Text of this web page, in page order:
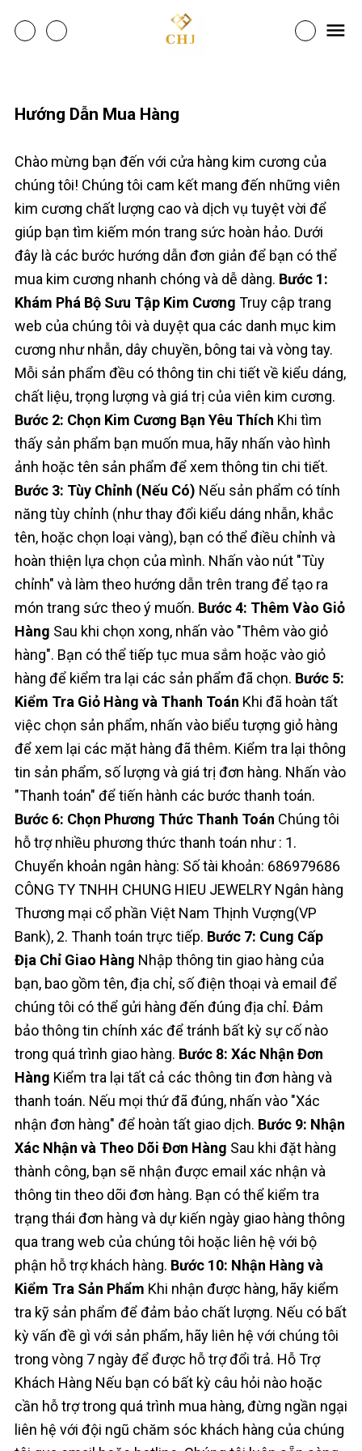
Hướng Dẫn Mua Hàng
Chào mừng bạn đến với cửa hàng kim cương của
chúng tôi! Chúng tôi cam kết mang đến những viên
kim cương chất lượng cao và dịch vụ tuyệt vời để
giúp bạn tìm kiếm món trang sức hoàn hảo. Dưới
đây là các bước hướng dẫn đơn giản để bạn có thể
mua kim cương nhanh chóng và dễ dàng. Bước 1:
Khám Phá Bộ Sưu Tập Kim CươngTruy cập trang
web của chúng tôi và duyệt qua các danh mục kim
cương như nhẫn, dây chuyền, bông tai và vòng tay.
Mỗi sản phẩm đều có thông tin chi tiết về kiểu dáng,
chất liệu, trọng lượng và giá trị của viên kim cương.
Bước 2: Chọn Kim Cương Bạn Yêu Thích Khi tìm
thấy sản phẩm bạn muốn mua, hãy nhấn vào hình
ảnh hoặc tên sản phẩm để xem thông tin chi tiết.
Bước 3: Tùy Chỉnh (Nếu Có) Nếu sản phẩm có tính
năng tùy chỉnh (như thay đổi kiểu dáng nhẫn, khắc
tên, hoặc chọn loại vàng), bạn có thể điều chỉnh và
hoàn thiện lựa chọn của mình. Nhấn vào nút "Tùy
chỉnh" và làm theo hướng dẫn trên trang để tạo ra
món trang sức theo ý muốn. Bước 4: Thêm Vào Giỏ
Hàng Sau khi chọn xong, nhấn vào "Thêm vào giỏ
hàng". Bạn có thể tiếp tục mua sắm hoặc vào giỏ
hàng để kiểm tra lại các sản phẩm đã chọn. Bước 5:
Kiểm Tra Giỏ Hàng và Thanh Toán Khi đã hoàn tất
việc chọn sản phẩm, nhấn vào biểu tượng giỏ hàng
để xem lại các mặt hàng đã thêm. Kiểm tra lại thông
tin sản phẩm, số lượng và giá trị đơn hàng. Nhấn vào
"Thanh toán" để tiến hành các bước thanh toán.
Bước 6: Chọn Phương Thức Thanh Toán Chúng tôi
hỗ trợ nhiều phương thức thanh toán như : 1.
Chuyển khoản ngân hàng: Số tài khoản: 686979686
CÔNG TY TNHH CHUNG HIEU JEWELRY Ngân hàng
Thương mại cổ phần Việt Nam Thịnh Vượng(VP
Bank), 2. Thanh toán trực tiếp. Bước 7: Cung Cấp
Địa Chỉ Giao Hàng Nhập thông tin giao hàng của
bạn, bao gồm tên, địa chỉ, số điện thoại và email để
chúng tôi có thể gửi hàng đến đúng địa chỉ. Đảm
bảo thông tin chính xác để tránh bất kỳ sự cố nào
trong quá trình giao hàng. Bước 8: Xác Nhận Đơn
Hàng Kiểm tra lại tất cả các thông tin đơn hàng và
thanh toán. Nếu mọi thứ đã đúng, nhấn vào "Xác
nhận đơn hàng" để hoàn tất giao dịch. Bước 9: Nhận
Xác Nhận và Theo Dõi Đơn Hàng Sau khi đặt hàng
thành công, bạn sẽ nhận được email xác nhận và
thông tin theo dõi đơn hàng. Bạn có thể kiểm tra
trạng thái đơn hàng và dự kiến ngày giao hàng thông
qua trang web của chúng tôi hoặc liên hệ với bộ
phận hỗ trợ khách hàng. Bước 10: Nhận Hàng và
Kiểm Tra Sản Phẩm Khi nhận được hàng, hãy kiểm
tra kỹ sản phẩm để đảm bảo chất lượng. Nếu có bất
kỳ vấn đề gì với sản phẩm, hãy liên hệ với chúng tôi
trong vòng 7 ngày để được hỗ trợ đổi trả. Hỗ Trợ
Khách Hàng Nếu bạn có bất kỳ câu hỏi nào hoặc
cần hỗ trợ trong quá trình mua hàng, đừng ngần ngại
liên hệ với đội ngũ chăm sóc khách hàng của chúng